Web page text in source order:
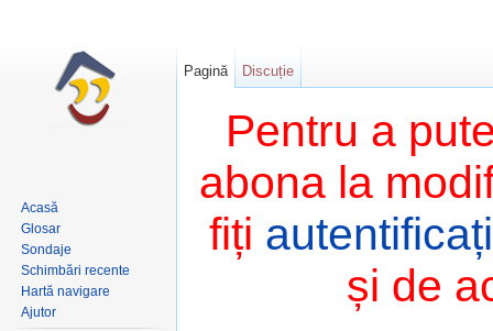
Pentru a
abona la
fiți autentificați
și de
Pagină Discuție
Acasă
Glosar
Sondaje
Schimbări recente
Hartă navigare
Ajutor